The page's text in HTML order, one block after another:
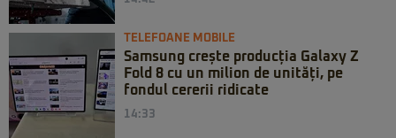
TELEFOANE MOBILE
Samsung crește producția Galaxy Z
Fold 8 cu un milion de unități, pe
fondul cererii ridicate
14:33